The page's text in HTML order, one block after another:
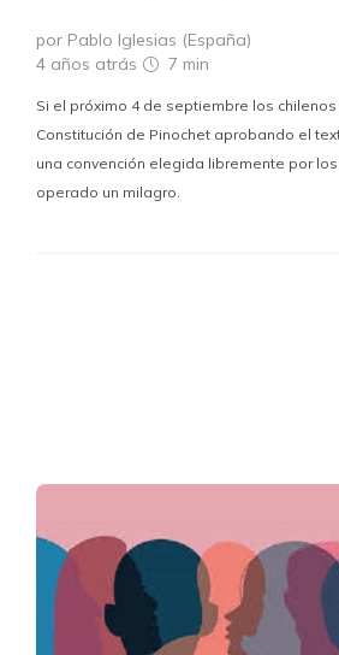
por Pablo Iglesias (España)
4 años atrás
7 min
Si el próximo 4 de septiembre los
Constitución de Pinochet aprobando el
una convención elegida libremente por
operado un milagro.